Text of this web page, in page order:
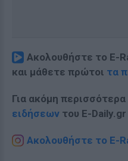
Ακολουθήστε το E-
και μάθετε πρώτοι τα
Για ακόμη περισσότερα
ειδήσεων του E-Daily.gr
Ακολουθήστε το E-